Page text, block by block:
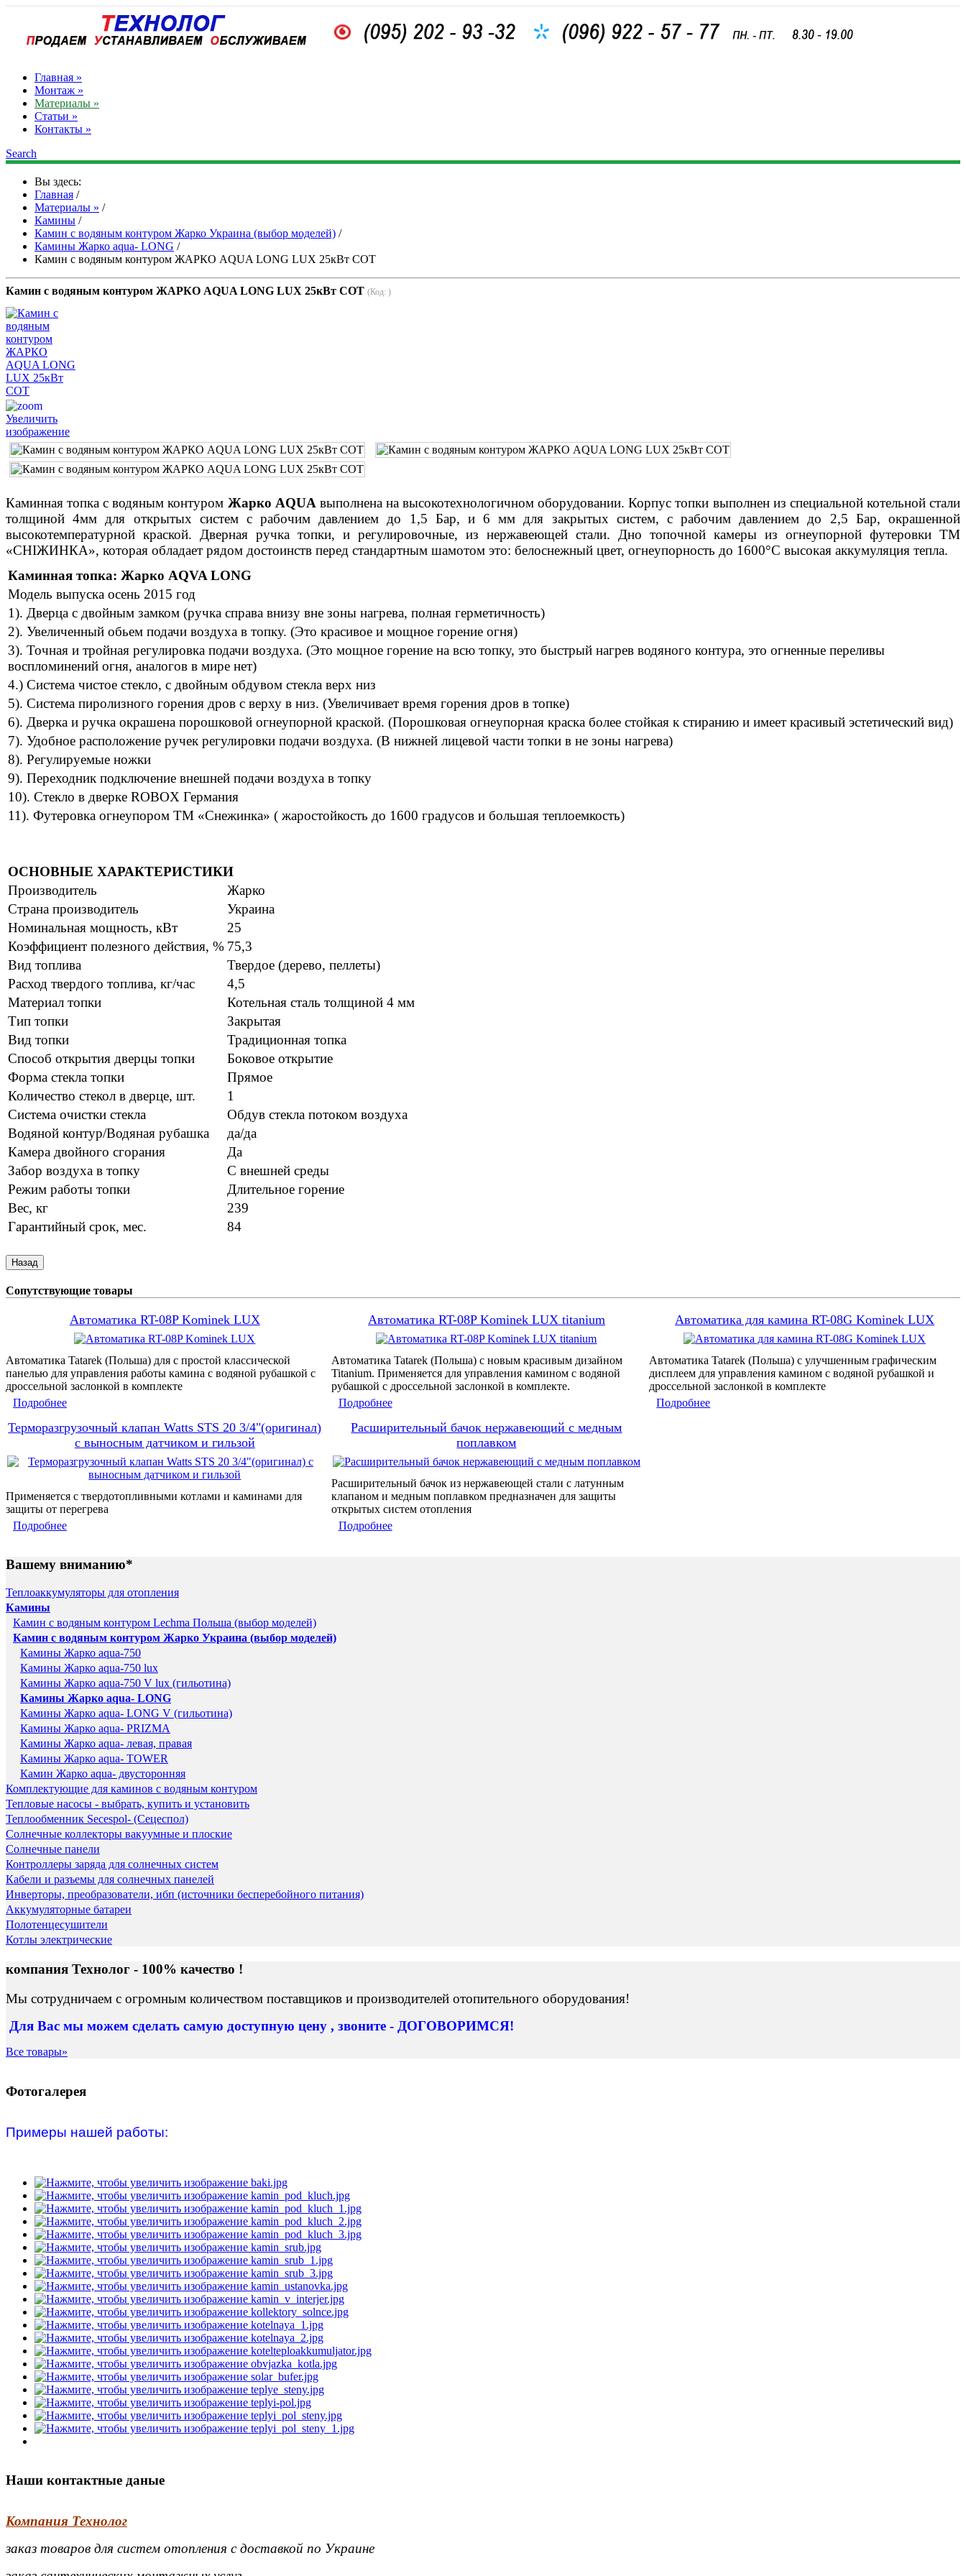
Главная »
Монтаж »
Материалы »
Статьи »
Контакты »
Search
Вы здесь:
Главная /
Материалы » /
Камины /
Камин с водяным контуром Жарко Украина (выбор моделей) /
Камины Жарко aqua- LONG /
Камин с водяным контуром ЖАРКО AQUA LONG LUX 25кВт СОТ
Камин с водяным контуром ЖАРКО AQUA LONG LUX 25кВт СОТ (Код: )
Увеличить
изображение
Каминная топка с водяным контуром Жарко АQUA выполнена на высокотехнологичном оборудовании. Корпус топки выполнен из специальной котельной стали
толщиной 4мм для открытых систем с рабочим давлением до 1,5 Бар, и 6 мм для закрытых систем, с рабочим давлением до 2,5 Бар, окрашенной
высокотемпературной краской. Дверная ручка топки, и регулировочные, из нержавеющей стали. Дно топочной камеры из огнеупорной футеровки ТМ
«СНІЖИНКА», которая обладает рядом достоинств перед стандартным шамотом это: белоснежный цвет, огнеупорность до 1600°С высокая аккумуляция тепла.
Каминная топка: Жарко AQVA LONG
Модель выпуска осень 2015 год
1). Дверца с двойным замком (ручка справа внизу вне зоны нагрева, полная герметичность)
2). Увеличенный обьем подачи воздуха в топку. (Это красивое и мощное горение огня)
3). Точная и тройная регулировка подачи воздуха. (Это мощное горение на всю топку, это быстрый нагрев водяного контура, это огненные переливы
воспломинений огня, аналогов в мире нет)
4.) Система чистое стекло, с двойным обдувом стекла верх низ
5). Система пиролизного горения дров с верху в низ. (Увеличивает время горения дров в топке)
6). Дверка и ручка окрашена порошковой огнеупорной краской. (Порошковая огнеупорная краска более стойкая к стиранию и имеет красивый эстетический вид)
7). Удобное расположение ручек регулировки подачи воздуха. (В нижней лицевой части топки в не зоны нагрева)
8). Регулируемые ножки
9). Переходник подключение внешней подачи воздуха в топку
10). Стекло в дверке ROBOX Германия
11). Футеровка огнеупором ТМ «Снежинка» ( жаростойкость до 1600 градусов и большая теплоемкость)
ОСНОВНЫЕ ХАРАКТЕРИСТИКИ
Производитель
Жарко
Страна производитель
Украина
Номинальная мощность, кВт
25
Коэффициент полезного действия, % 75,3
Вид топлива
Твердое (дерево, пеллеты)
Расход твердого топлива, кг/час
4,5
Материал топки
Котельная сталь толщиной 4 мм
Тип топки
Закрытая
Вид топки
Традиционная топка
Способ открытия дверцы топки
Боковое открытие
Форма стекла топки
Прямое
Количество стекол в дверце, шт.
1
Система очистки стекла
Обдув стекла потоком воздуха
Водяной контур/Водяная рубашка
да/да
Камера двойного сгорания
Да
Забор воздуха в топку
С внешней среды
Режим работы топки
Длительное горение
Вес, кг
239
Гарантийный срок, мес.
84
Сопутствующие товары
Автоматика RT-08P Kominek LUX
Автоматика Tatarek (Польша) для с простой классической
панелью для управления работы камина с водяной рубашкой с
дроссельной заслонкой в комплекте
Подробнее
Автоматика RT-08P Kominek LUX titanium
Автоматика Tatarek (Польша) с новым красивым дизайном
Titanium. Применяется для управления камином с водяной
рубашкой с дроссельной заслонкой в комплекте.
Подробнее
Автоматика для камина RT-08G Kominek LUX
Автоматика Tatarek (Польша) с улучшенным графическим
дисплеем для управления камином с водяной рубашкой и
дроссельной заслонкой в комплекте
Подробнее
Терморазгрузочный клапан Watts STS 20 3/4"(оригинал)
с выносным датчиком и гильзой
Применяется с твердотопливными котлами и каминами для
защиты от перегрева
Подробнее
Расширительный бачок нержавеющий с медным
поплавком
Расширительный бачок из нержавеющей стали с латунным
клапаном и медным поплавком предназначен для защиты
открытых систем отопления
Подробнее
Вашему вниманию*
Теплоаккумуляторы для отопления
Камины
Камин с водяным контуром Lechma Польша (выбор моделей)
Камин с водяным контуром Жарко Украина (выбор моделей)
Камины Жарко aqua-750
Камины Жарко aqua-750 lux
Камины Жарко aqua-750 V lux (гильотина)
Камины Жарко aqua- LONG
Камины Жарко aqua- LONG V (гильотина)
Камины Жарко aqua- PRIZMA
Камины Жарко aqua- левая, правая
Камины Жарко aqua- TOWER
Камин Жарко aqua- двусторонняя
Комплектующие для каминов с водяным контуром
Тепловые насосы - выбрать, купить и установить
Теплообменник Secespol- (Сецеспол)
Солнечные коллекторы вакуумные и плоские
Солнечные панели
Контроллеры заряда для солнечных систем
Кабели и разъемы для солнечных панелей
Инверторы, преобразователи, ибп (источники бесперебойного питания)
Аккумуляторные батареи
Полотенцесушители
Котлы электрические
компания Технолог - 100% качество !
Мы сотрудничаем с огромным количеством поставщиков и производителей отопительного оборудования!
Для Вас мы можем сделать самую доступную цену , звоните - ДОГОВОРИМСЯ!
Все товары»
Фотогалерея
Примеры нашей работы:
Наши контактные даные
Компания Технолог
заказ товаров для систем отопления с доставкой по Украине